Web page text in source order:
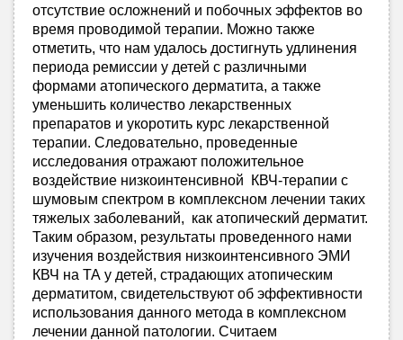
отсутствие осложнений и побочных эффектов во
время проводимой терапии. Можно также
отметить, что нам удалось достигнуть удлинения
периода ремиссии у детей с различными
формами атопического дерматита, а также
уменьшить количество лекарственных
препаратов и укоротить курс лекарственной
терапии. Следовательно, проведенные
исследования отражают положительное
воздействие низкоинтенсивной КВЧ-терапии с
шумовым спектром в комплексном лечении таких
тяжелых заболеваний, как атопический дерматит.
Таким образом, результаты проведенного нами
изучения воздействия низкоинтенсивного ЭМИ
КВЧ на ТА у детей, страдающих атопическим
дерматитом, свидетельствуют об эффективности
использования данного метода в комплексном
лечении данной патологии. Считаем